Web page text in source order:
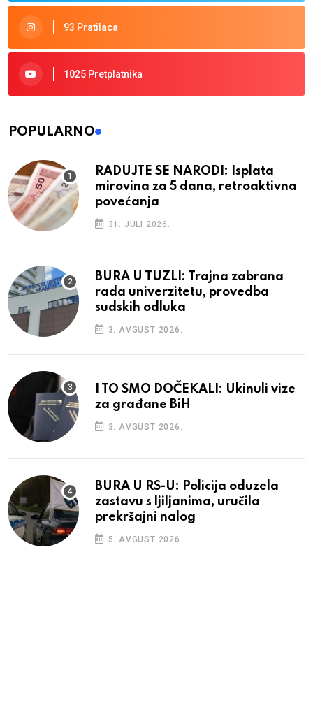
93 Pratilaca
1025 Pretplatnika
POPULARNO
RADUJTE SE NARODI: Isplata
mirovina za 5 dana, retroaktivna
povećanja
31. JULI 2026.
BURA U TUZLI: Trajna zabrana
rada univerzitetu, provedba
sudskih odluka
3. AVGUST 2026.
I TO SMO DOČEKALI: Ukinuli vize
za građane BiH
3. AVGUST 2026.
BURA U RS-U: Policija oduzela
zastavu s ljiljanima, uručila
prekršajni nalog
5. AVGUST 2026.